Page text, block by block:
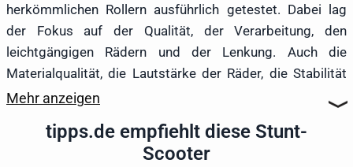
herkömmlichen Rollern ausführlich getestet. Dabei lag
der Fokus auf der Qualität, der Verarbeitung, den
leichtgängigen Rädern und der Lenkung. Auch die
Materialqualität, die Lautstärke der Räder, die Stabilität
und die Bremsenqualität flossen in die Bewertungen ein.
Bedienungsanleitungen sowie die Farbauswahl wurden
ebenfalls berücksichtigt. Die besten getesteten Stunt-
Mehr anzeigen
tipps.de empfiehlt diese Stunt-
Scooter